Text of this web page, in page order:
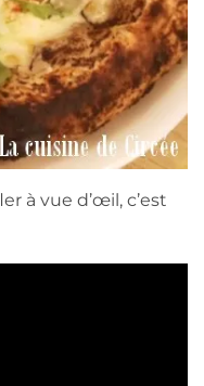
à vue d’œil, c’est